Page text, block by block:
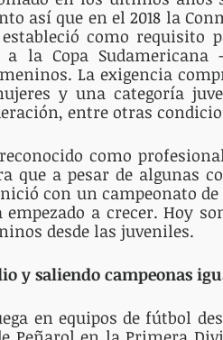
así que en el 2018 la
como requisito
la Copa Sudamericana
La exigencia
y una categoría
entre otras
como
que a pesar de algunas
con un campeonato de
a crecer. Hoy
desde las juveniles.
y saliendo campeonas
en equipos de fútbol